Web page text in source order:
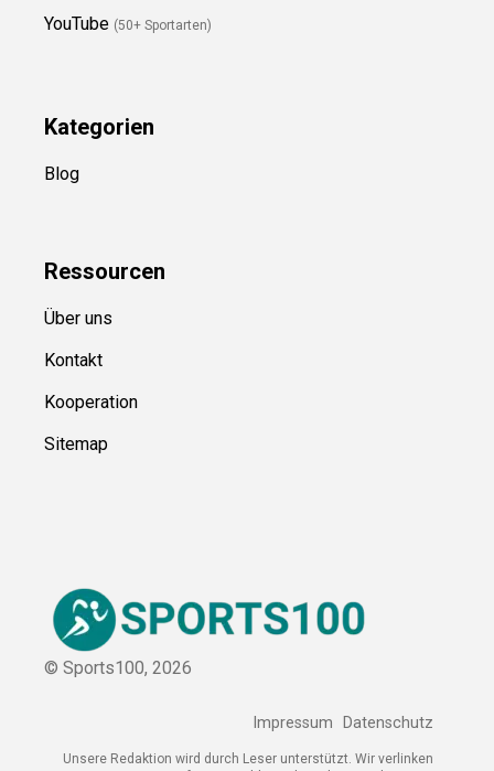
YouTube (50+ Sportarten)
Kategorien
Blog
Ressourcen
Über uns
Kontakt
Kooperation
Sitemap
© Sports100, 2026
Impressum Datenschutz
Unsere Redaktion wird durch Leser unterstützt. Wir verlinken